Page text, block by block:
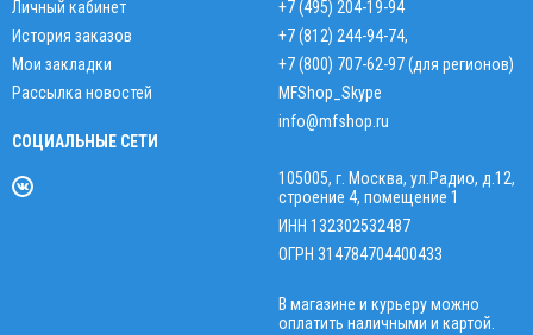
Личный кабинет
История заказов
Мои закладки
Рассылка новостей
СОЦИАЛЬНЫЕ СЕТИ
+7 (495) 204-19-94
+7 (812) 244-94-74,
+7 (800) 707-62-97 (для регионов)
MFShop_Skype
info@mfshop.ru
105005, г. Москва, ул.Радио, д.12,
строение 4, помещение 1
ИНН 132302532487
ОГРН 314784704400433
В магазине и курьеру можно
оплатить наличными и картой.